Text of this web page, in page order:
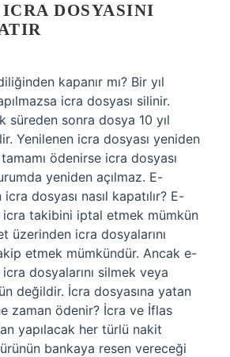
DOSYASINI
kapanır mı? Bir yıl
icra dosyası silinir.
süreden sonra dosya 10 yıl
Yenilenen icra dosyası yeniden
ödenirse icra dosyası
yeniden açılmaz. E-
dosyası nasıl kapatılır? E-
takibini iptal etmek mümkün
üzerinden icra dosyalarını
etmek mümkündür. Ancak e-
dosyalarını silmek veya
değildir. İcra dosyasına yatan
zaman ödenir? İcra ve İflas
yapılacak her türlü nakit
bankaya resen vereceği